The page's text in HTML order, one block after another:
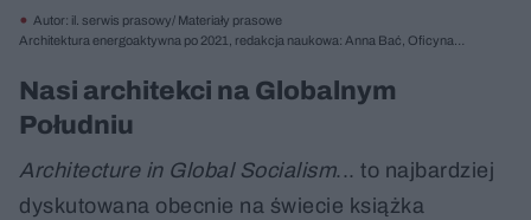
Autor: il. serwis prasowy/ Materiały prasowe
Architektura energoaktywna po 2021, redakcja naukowa: Anna Bać, Oficyna
Nasi architekci na Globalnym
Południu
Architecture in Global Socialism... to najbardziej
dyskutowana obecnie na świecie książka